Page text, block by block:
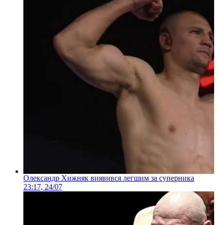
Олександр Хижняк виявився легшим за суперника
23:17, 24/07